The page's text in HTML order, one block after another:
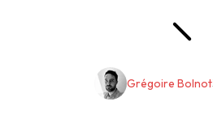
Grégoire Bolnot